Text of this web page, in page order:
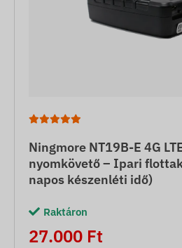
Ningmore NT19B-E 4G
nyomkövető – Ipari
napos készenléti idő)
Raktáron
27.000 Ft